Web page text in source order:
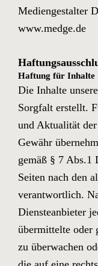
Mediengestalter
www.medge.de
Haftung für Inhalte
Die Inhalte
Sorgfalt erstellt.
und Aktualität
Gewähr
gemäß § 7 Abs.1
Seiten nach den
verantwortlich.
Diensteanbieter
übermittelte oder
zu überwachen